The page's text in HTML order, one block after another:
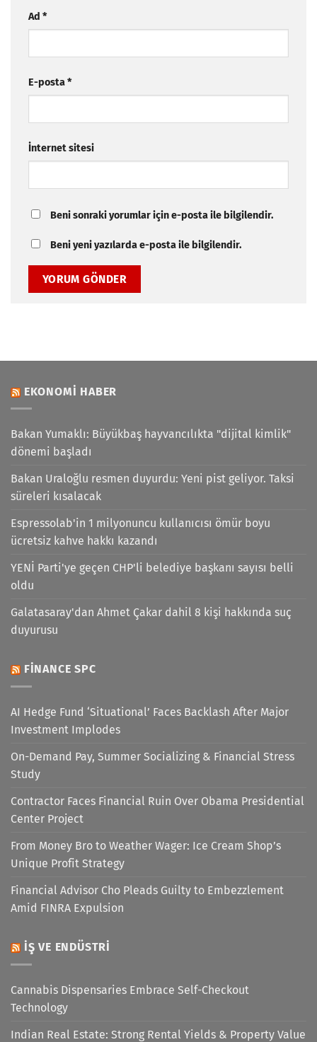
Ad *
E-posta*
İnternet sitesi
Beni sonraki yorumlar için e-posta ile bilgilendir.
Beni yeni yazılarda e-posta ile bilgilendir.
EKONOMI HABER
Bakan Yumaklı: Büyükbaş hayvancılıkta "dijital kimlik"
dönemi başladı
Bakan Uraloğlu resmen duyurdu: Yeni pist geliyor. Taksi
süreleri kısalacak
Espressolab'in 1 milyonuncu kullanıcısı ömür boyu
ücretsiz kahve hakkı kazandı
YENİ Parti'ye geçen CHP'li belediye başkanı sayısı belli
oldu
Galatasaray'dan Ahmet Çakar dahil 8 kişi hakkında suç
duyurusu
FINANCE SPC
AI Hedge Fund ‘Situational’ Faces Backlash After Major
Investment Implodes
On-Demand Pay, Summer Socializing & Financial Stress
Study
Contractor Faces Financial Ruin Over Obama Presidential
Center Project
From Money Bro to Weather Wager: Ice Cream Shop’s
Unique Profit Strategy
Financial Advisor Cho Pleads Guilty to Embezzlement
Amid FINRA Expulsion
İŞ VE ENDÜSTRI
Cannabis Dispensaries Embrace Self-Checkout
Technology
Indian Real Estate: Strong Rental Yields & Property Value